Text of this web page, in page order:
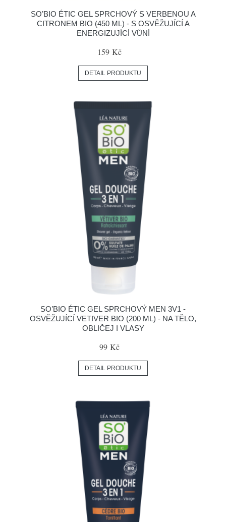
SO’BIO ÉTIC GEL SPRCHOVÝ S VERBENOU A
CITRONEM BIO (450 ML) - S OSVĚŽUJÍCÍ A
ENERGIZUJÍCÍ VŮNÍ
159 Kč
DETAIL PRODUKTU
SO’BIO ÉTIC GEL SPRCHOVÝ MEN 3V1 -
OSVĚŽUJÍCÍ VETIVER BIO (200 ML) - NA TĚLO,
OBLIČEJ I VLASY
99 Kč
DETAIL PRODUKTU